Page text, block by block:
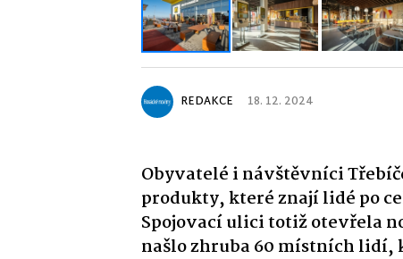
REDAKCE 18. 12. 2024
Obyvatelé i návštěvníci
produkty, které znají lidé po
Spojovací ulici totiž otevřela
našlo zhruba 60 místních